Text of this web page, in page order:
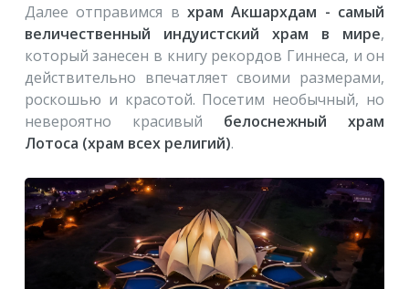
Далее отправимся в храм Акшархдам - самый
величественный индуистский храм в мире,
который занесен в книгу рекордов Гиннеса, и он
действительно впечатляет своими размерами,
роскошью и красотой. Посетим необычный, но
невероятно красивый белоснежный храм
Лотоса (храм всех религий).